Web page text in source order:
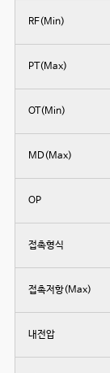
RF(Min)
PT(Max)
OT(Min)
MD(Max)
OP
접촉형식
접촉저항(Max)
내전압